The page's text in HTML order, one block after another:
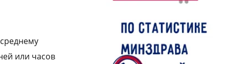
или часов